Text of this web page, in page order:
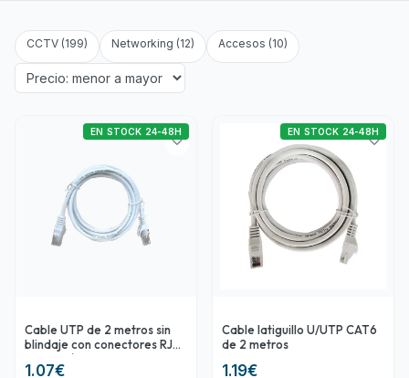
CCTV (199) Networking (12) Accesos (10)
Cable UTP de 2 metros sin
blindaje con conectores RJ45
Categoría 5E
1.07€
EN STOCK 24-48H
Cable latiguillo U/UTP CAT6
de 2 metros
1.19€
EN STOCK 24-48H